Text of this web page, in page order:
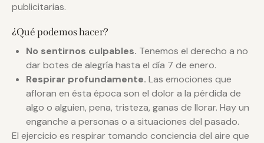
publicitarias.
¿Qué podemos hacer?
No sentirnos culpables. Tenemos el derecho a no
dar botes de alegría hasta el día 7 de enero.
Respirar profundamente. Las emociones que
afloran en ésta época son el dolor a la pérdida de
algo o alguien, pena, tristeza, ganas de llorar. Hay un
enganche a personas o a situaciones del pasado.
El ejercicio es respirar tomando conciencia del aire que